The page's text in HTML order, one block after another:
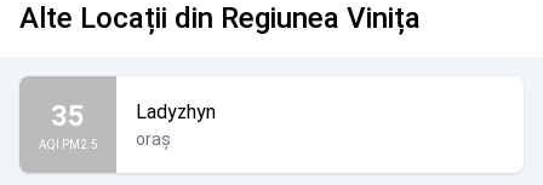
Alte Locații din Regiunea Vinița
35
AQI PM2.5
Ladyzhyn
oraș